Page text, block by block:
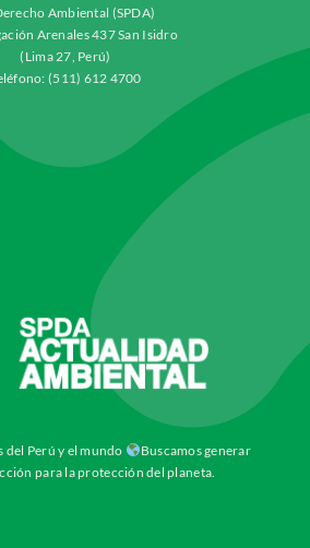
Ambiental (SPDA)
Arenales 437 San Isidro
(Lima 27, Perú)
(511) 612 4700
del Perú y el mundo
Buscamos generar
para la protección del planeta.